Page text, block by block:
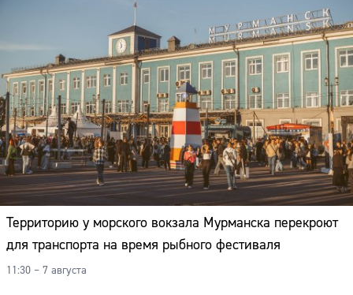
Территорию у морского вокзала Мурманска перекроют
для транспорта на время рыбного фестиваля
11:30 – 7 августа